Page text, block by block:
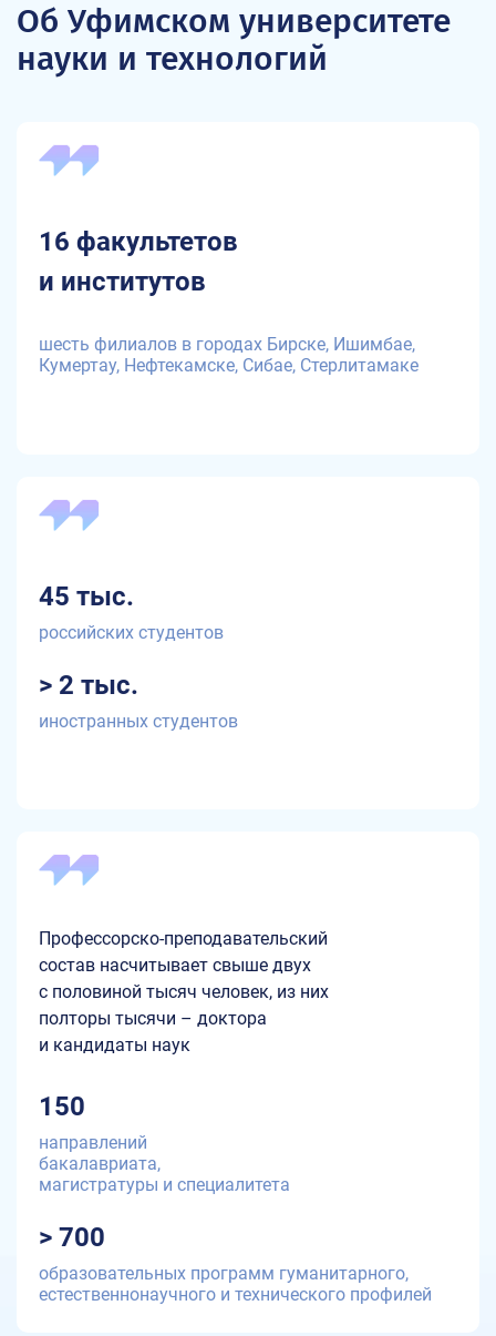
Об Уфимском университете
науки и технологий
16 факультетов
и институтов
шесть филиалов в городах Бирске, Ишимбае,
Кумертау, Нефтекамске, Сибае, Стерлитамаке
45 тыс.
российских студентов
> 2 тыс.
иностранных студентов
Профессорско-преподавательский
состав насчитывает свыше двух
с половиной тысяч человек, из них
полторы тысячи – доктора
и кандидаты наук
150
направлений
бакалавриата,
магистратуры и специалитета
> 700
образовательных программ гуманитарного,
естественнонаучного и технического профилей